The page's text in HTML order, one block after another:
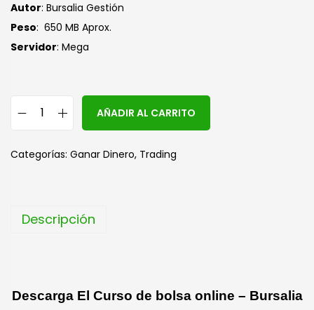
Autor: Bursalia Gestión
Peso: 650 MB Aprox.
Servidor: Mega
AÑADIR AL CARRITO
e
Categorías: Ganar Dinero, Trading
Descripción
Descarga El Curso de bolsa online – Bursalia